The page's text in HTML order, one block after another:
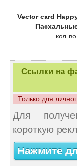
Vector card
кол-
Ссылки на
Только для
Для
короткую
Нажмите